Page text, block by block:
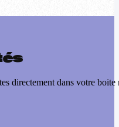
directement dans votre boite